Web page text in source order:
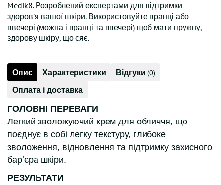
Medik8. Розроблений експертами для підтримки
здоров'я вашої шкіри. Використовуйте вранці або
ввечері (можна і вранці та ввечері) щоб мати пружну,
здорову шкіру, що сяє.
Опис Характеристики Відгуки (0)
Оплата і доставка
ГОЛОВНІ ПЕРЕВАГИ
Легкий зволожуючий крем для обличчя, що
поєднує в собі легку текстуру, глибоке
зволоження, відновлення та підтримку захисного
барʼєра шкіри.
РЕЗУЛЬТАТИ